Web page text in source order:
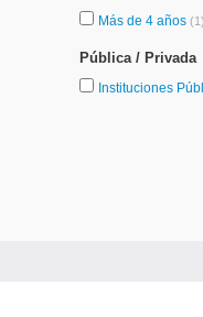
Más de 4 años (1)
Pública / Privada
Instituciones